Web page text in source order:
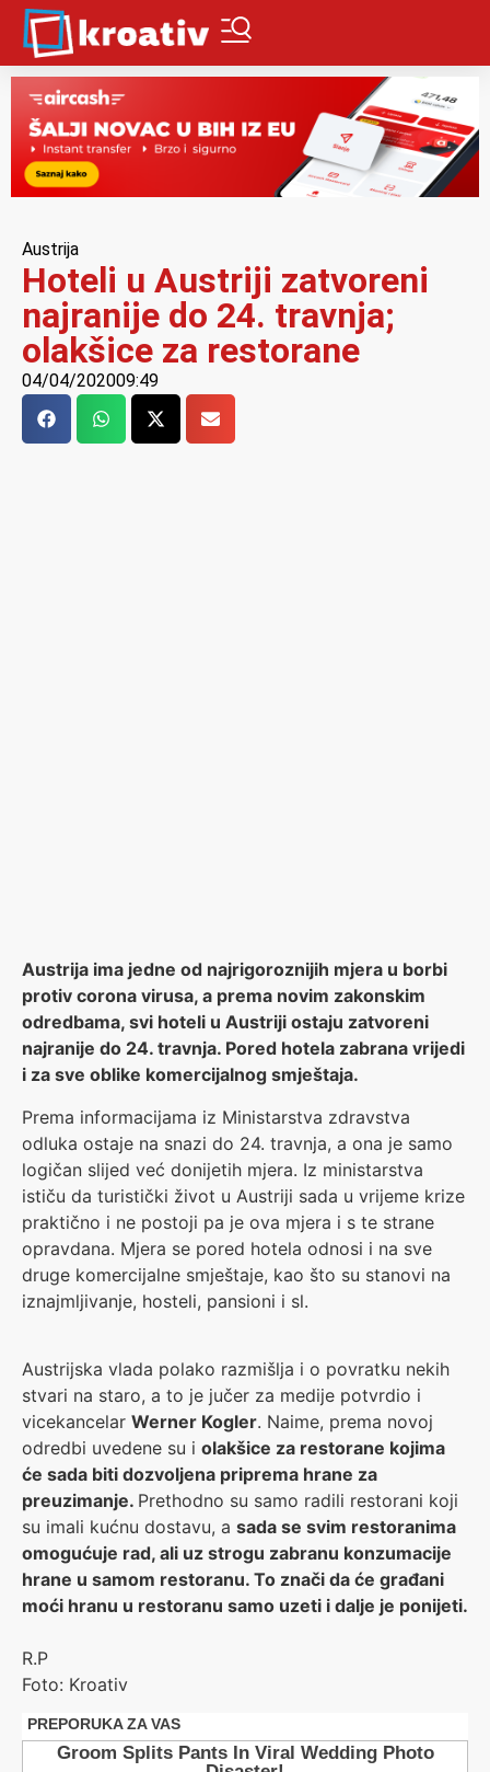
Austrija
Hoteli u Austriji zatvoreni
najranije do 24. travnja;
olakšice za restorane
04/04/202009:49
Austrija ima jedne od najrigoroznijih mjera u borbi
protiv corona virusa, a prema novim zakonskim
odredbama, svi hoteli u Austriji ostaju zatvoreni
najranije do 24. travnja. Pored hotela zabrana vrijedi
i za sve oblike komercijalnog smještaja.
Prema informacijama iz Ministarstva zdravstva
odluka ostaje na snazi do 24. travnja, a ona je samo
logičan slijed već donijetih mjera. Iz ministarstva
ističu da turistički život u Austriji sada u vrijeme krize
praktično i ne postoji pa je ova mjera i s te strane
opravdana. Mjera se pored hotela odnosi i na sve
druge komercijalne smještaje, kao što su stanovi na
iznajmljivanje, hosteli, pansioni i sl.
Austrijska vlada polako razmišlja i o povratku nekih
stvari na staro, a to je jučer za medije potvrdio i
vicekancelar Werner Kogler. Naime, prema novoj
odredbi uvedene su i olakšice za restorane kojima
će sada biti dozvoljena priprema hrane za
preuzimanje. Prethodno su samo radili restorani koji
su imali kućnu dostavu, a sada se svim restoranima
omogućuje rad, ali uz strogu zabranu konzumacije
hrane u samom restoranu. To znači da će građani
moći hranu u restoranu samo uzeti i dalje je ponijeti.
R.P
Foto: Kroativ